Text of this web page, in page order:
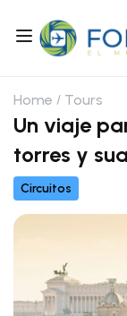
Home Tours
Un viaje
torres y
Circuitos